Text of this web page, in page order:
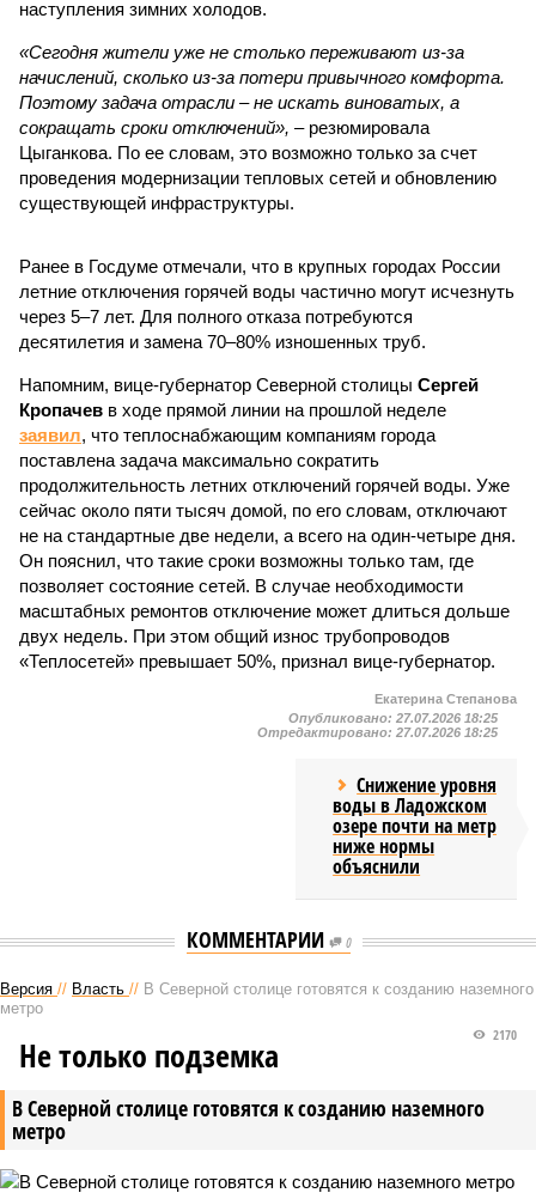
наступления зимних холодов.
«Сегодня жители уже не столько переживают из-за
начислений, сколько из-за потери привычного комфорта.
Поэтому задача отрасли – не искать виноватых, а
сокращать сроки отключений», – резюмировала
Цыганкова. По ее словам, это возможно только за счет
проведения модернизации тепловых сетей и обновлению
существующей инфраструктуры.
Ранее в Госдуме отмечали, что в крупных городах России
летние отключения горячей воды частично могут исчезнуть
через 5–7 лет. Для полного отказа потребуются
десятилетия и замена 70–80% изношенных труб.
Напомним, вице-губернатор Северной столицы Сергей
Кропачев в ходе прямой линии на прошлой неделе
заявил, что теплоснабжающим компаниям города
поставлена задача максимально сократить
продолжительность летних отключений горячей воды. Уже
сейчас около пяти тысяч домой, по его словам, отключают
не на стандартные две недели, а всего на один-четыре дня.
Он пояснил, что такие сроки возможны только там, где
позволяет состояние сетей. В случае необходимости
масштабных ремонтов отключение может длиться дольше
двух недель. При этом общий износ трубопроводов
«Теплосетей» превышает 50%, признал вице-губернатор.
Екатерина Степанова
Опубликовано: 27.07.2026 18:25
Отредактировано: 27.07.2026 18:25
Снижение уровня
воды в Ладожском
озере почти на метр
ниже нормы
объяснили
КОММЕНТАРИИ 0
Версия // Власть // В Северной столице готовятся к созданию наземного
метро
В Северной столице готовятся к созданию наземного
метро
2170
Не только подземка